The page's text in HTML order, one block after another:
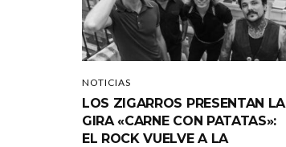
NOTICIAS
LOS ZIGARROS PRESENTAN LA
GIRA «CARNE CON PATATAS»:
EL ROCK VUELVE A LA